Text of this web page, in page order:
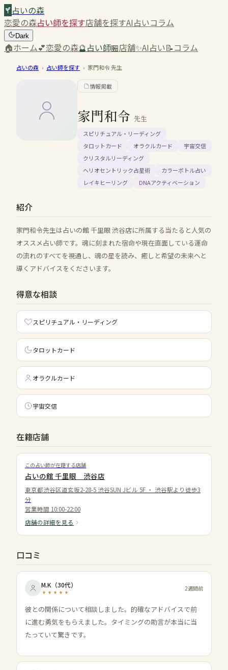
占いの森
恋愛の森占い師を探す店舗を探すAI占いコラム
Dark
🏠ホーム💕恋愛の森🔮占い師🏪店舗✨AI占い📝コラム
占いの森 › 占い師を探す › 家門和令先生
情報掲載
家門和令 先生
スピリチュアル・リーディング
タロットカード
オラクルカード
宇宙交信
クリスタルリーディング
ヘリオセントリック占星術
カラーボトル占い
レイキヒーリング
DNAアクティベーション
紹介
家門和令先生は占いの館 千里眼 渋谷店に所属する当たると人気の
オススメ占い師です。魂に刻まれた宿命や現在直面している運命
の流れのすべてを視通し、魂の星を読み、癒しと希望の未来へと
導くアドバイスをくださいます。
得意な相談
スピリチュアル・リーディング
タロットカード
オラクルカード
宇宙交信
在籍店舗
この占い師が在籍する店舗
占いの館 千里眼 渋谷店
東京都渋谷区道玄坂2-28-5 渋谷SUN Jビル 5F ・ 渋谷駅より徒歩3
分
営業時間 10:00-22:00
店舗の詳細を見る
口コミ
M.K （30代） 2週間前
彼との関係について相談しました。的確なアドバイスで前
に進む勇気をもらえました。タイミングの助言が本当に当
たっていて驚きです。